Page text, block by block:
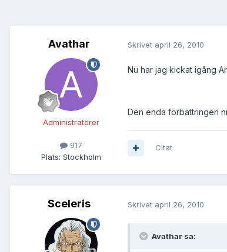
Avathar
Administratörer
917
Plats: Stockholm
Skrivet april 26, 2010
Nu har jag kickat igång
Den enda förbättringen
Citat
Sceleris Skrivet april 26, 2010
Avathar sa: